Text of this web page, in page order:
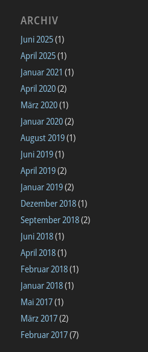
ARCHIV
Juni 2025(1)
April 2025(1)
Januar 2021 (1)
April 2020(2)
März 2020(1)
Januar 2020(2)
August 2019(1)
Juni 2019(1)
April 2019(2)
Januar 2019(2)
Dezember 2018(1)
September 2018(2)
Juni 2018(1)
April 2018(1)
Februar 2018(1)
Januar 2018(1)
Mai 2017(1)
März 2017(2)
Februar 2017(7)